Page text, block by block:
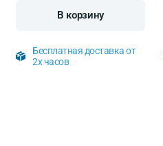
В корзину
Бесплатная доставка от
2х часов